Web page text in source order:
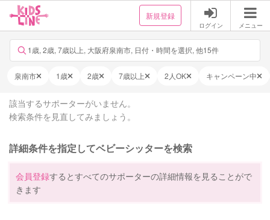
新規登録
ログイン メニュー
1歳, 2歳, 7歳以上, 大阪府泉南市, 日付・時間を選択, 他15件
泉南市 1歳 2歳 7歳以上 2人OK キャンペーン中
該当するサポーターがいません。
検索条件を見直してみましょう。
詳細条件を指定してベビーシッターを検索
会員登録するとすべてのサポーターの詳細情報を見ることがで
きます